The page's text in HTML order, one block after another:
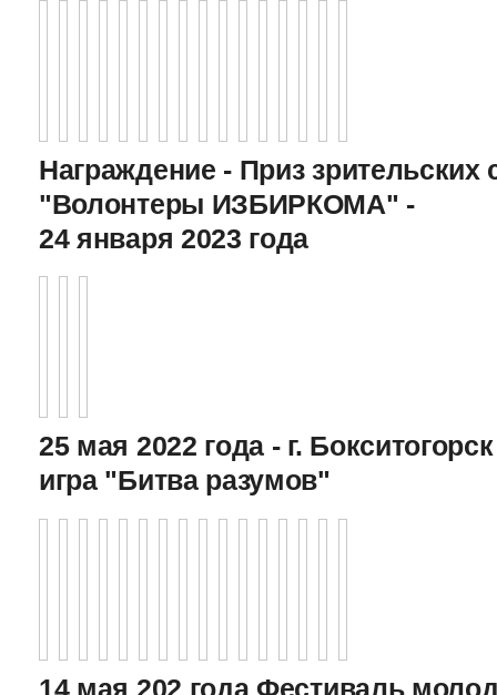
Награждение - Приз зрительских
"Волонтеры ИЗБИРКОМА" -
24 января 2023 года
25 мая 2022 года - г.
игра "Битва разумов"
14 мая 202 года Фестиваль